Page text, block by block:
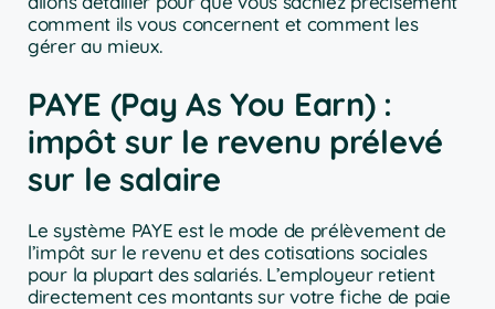
comment ils vous concernent et comment les
gérer au mieux.
PAYE (Pay As You Earn) :
impôt sur le revenu prélevé
sur le salaire
Le système PAYE est le mode de prélèvement de
l’impôt sur le revenu et des cotisations sociales
pour la plupart des salariés. L’employeur retient
directement ces montants sur votre fiche de paie